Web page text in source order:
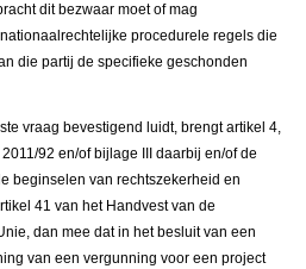
dit bezwaar moet of mag
procedurele regels die
die partij de specifieke geschonden
vraag bevestigend luidt, brengt artikel 4,
92 en/of bijlage III daarbij en/of de
beginselen van rechtszekerheid en
41 van het Handvest van de
dan mee dat in het besluit van een
van een vergunning voor een project